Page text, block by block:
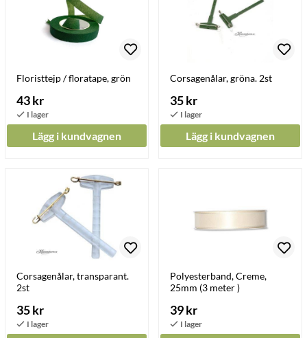
Floristtejp / floratape, grön
43 kr
Lägg i kundvagnen
Corsagenålar, gröna. 2st
35 kr
Lägg i kundvagnen
Corsagenålar, transparant.
2st
35 kr
Polyesterband, Creme,
25mm (3 meter )
39 kr